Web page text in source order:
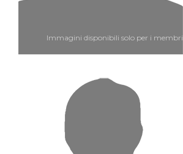
Immagini disponibili solo per i membri